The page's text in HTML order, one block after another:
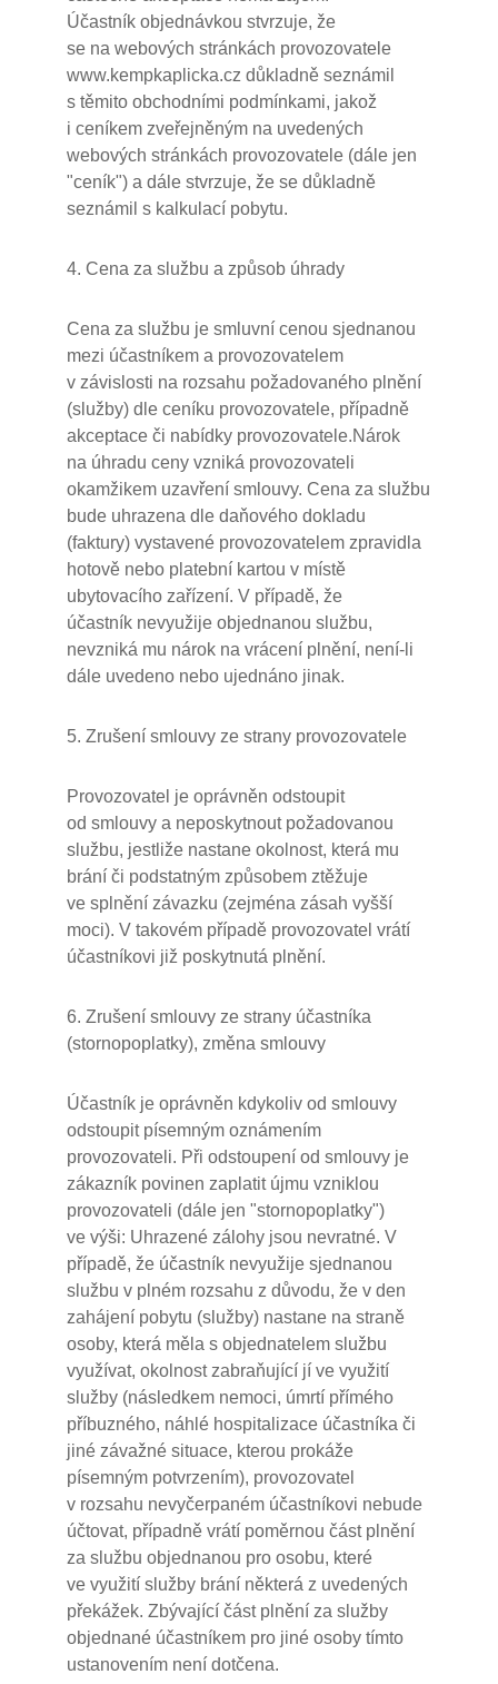
Účastník objednávkou stvrzuje, že
se na webových stránkách provozovatele
www.kempkaplicka.cz důkladně seznámil
s těmito obchodními podmínkami, jakož
i ceníkem zveřejněným na uvedených
webových stránkách provozovatele (dále jen
"ceník") a dále stvrzuje, že se důkladně
seznámil s kalkulací pobytu.
4. Cena za službu a způsob úhrady
Cena za službu je smluvní cenou sjednanou
mezi účastníkem a provozovatelem
v závislosti na rozsahu požadovaného plnění
(služby) dle ceníku provozovatele, případně
akceptace či nabídky provozovatele.Nárok
na úhradu ceny vzniká provozovateli
okamžikem uzavření smlouvy. Cena za službu
bude uhrazena dle daňového dokladu
(faktury) vystavené provozovatelem zpravidla
hotově nebo platební kartou v místě
ubytovacího zařízení. V případě, že
účastník nevyužije objednanou službu,
nevzniká mu nárok na vrácení plnění, není-li
dále uvedeno nebo ujednáno jinak.
5. Zrušení smlouvy ze strany provozovatele
Provozovatel je oprávněn odstoupit
od smlouvy a neposkytnout požadovanou
službu, jestliže nastane okolnost, která mu
brání či podstatným způsobem ztěžuje
ve splnění závazku (zejména zásah vyšší
moci). V takovém případě provozovatel vrátí
účastníkovi již poskytnutá plnění.
6. Zrušení smlouvy ze strany účastníka
(stornopoplatky), změna smlouvy
Účastník je oprávněn kdykoliv od smlouvy
odstoupit písemným oznámením
provozovateli. Při odstoupení od smlouvy je
zákazník povinen zaplatit újmu vzniklou
provozovateli (dále jen "stornopoplatky")
ve výši: Uhrazené zálohy jsou nevratné. V
případě, že účastník nevyužije sjednanou
službu v plném rozsahu z důvodu, že v den
zahájení pobytu (služby) nastane na straně
osoby, která měla s objednatelem službu
využívat, okolnost zabraňující jí ve využití
služby (následkem nemoci, úmrtí přímého
příbuzného, náhlé hospitalizace účastníka či
jiné závažné situace, kterou prokáže
písemným potvrzením), provozovatel
v rozsahu nevyčerpaném účastníkovi nebude
účtovat, případně vrátí poměrnou část plnění
za službu objednanou pro osobu, které
ve využití služby brání některá z uvedených
překážek. Zbývající část plnění za služby
objednané účastníkem pro jiné osoby tímto
ustanovením není dotčena.